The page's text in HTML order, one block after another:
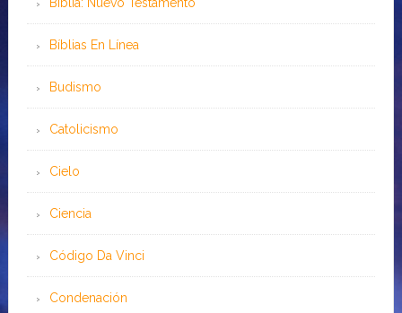
Biblia: Nuevo Testamento
Bíblias En Línea
Budismo
Catolicismo
Cielo
Ciencia
Código Da Vinci
Condenación